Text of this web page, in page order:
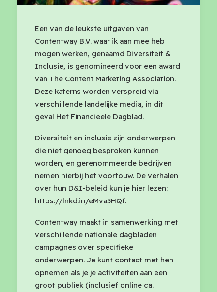
Een van de leukste uitgaven van
Contentway B.V. waar ik aan mee heb
mogen werken, genaamd Diversiteit &
Inclusie, is genomineerd voor een award
van The Content Marketing Association.
Deze katerns worden verspreid via
verschillende landelijke media, in dit
geval Het Financieele Dagblad.
Diversiteit en inclusie zijn onderwerpen
die niet genoeg besproken kunnen
worden, en gerenommeerde bedrijven
nemen hierbij het voortouw. De verhalen
over hun D&I-beleid kun je hier lezen:
https://lnkd.in/eMva5HQf.
Contentway maakt in samenwerking met
verschillende nationale dagbladen
campagnes over specifieke
onderwerpen. Je kunt contact met hen
opnemen als je je activiteiten aan een
groot publiek (inclusief online ca.